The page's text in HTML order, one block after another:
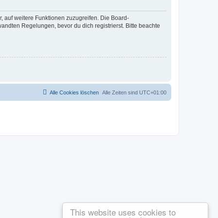
This website uses cookies to
auf weitere Funktionen zuzugreifen. Die Board-
Regelungen, bevor du dich registrierst. Bitte beachte
Alle Zeiten sind UTC+01:00
Alle Cookies löschen